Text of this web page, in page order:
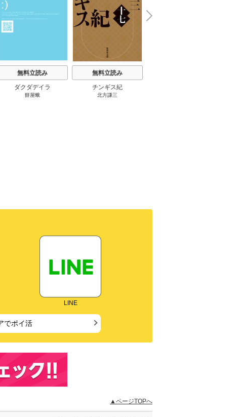
無料立読み
ダクダデイラ
餅屋蛾
無料立読み
チンギス紀
北方謙三
N
x
LINE
でポイ活
▲ページTOPへ